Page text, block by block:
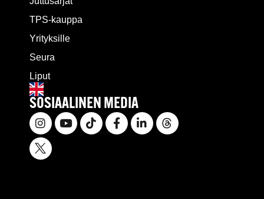
TPS-kauppa
Yrityksille
Seura
Liput
SOSIAALINEN MEDIA